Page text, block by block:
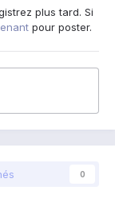
plus tard. Si
pour poster.
0